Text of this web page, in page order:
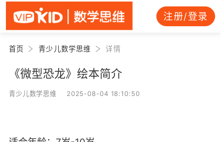
注册/登录
首页 青少儿数学思维 详情
《微型恐龙》绘本简介
青少儿数学思维 2025-08-04 18:10:50